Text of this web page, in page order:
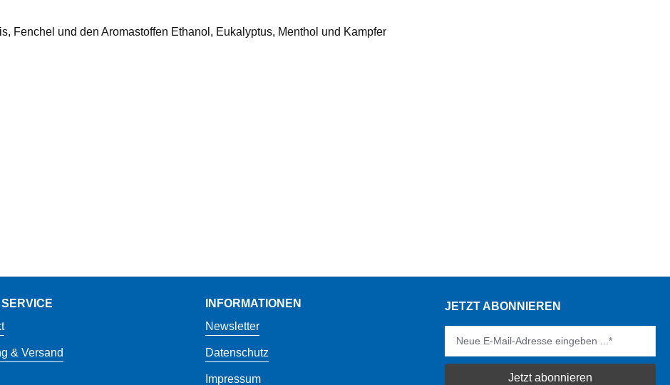
Fenchel und den Aromastoffen Ethanol, Eukalyptus, Menthol und Kampfer
& Versand
INFORMATIONEN
Newsletter
Datenschutz
Impressum
JETZT ABONNIEREN
Jetzt abonnieren